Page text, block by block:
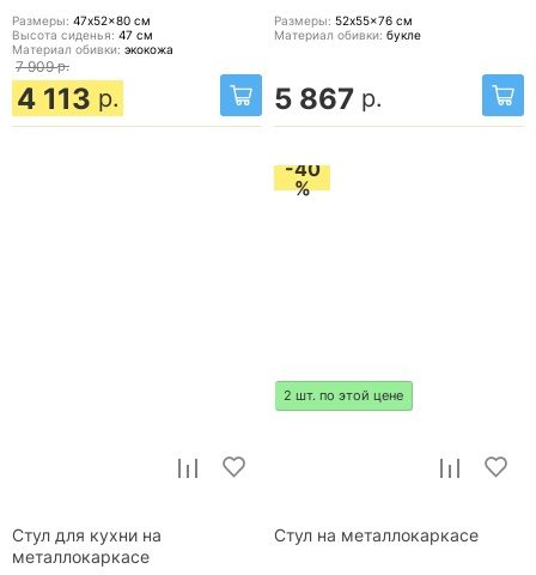
Размеры: 47x52x80 см
Высота сиденья: 47 см
Материал обивки: экокожа
7 909 р.
4 113 р.
Размеры: 52x55x76 см
Материал обивки: букле
5 867 р.
Стул для кухни на
металлокаркасе
-40
%
2 шт. по этой цене
Стул на металлокаркасе